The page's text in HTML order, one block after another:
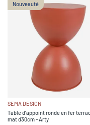
Nouveauté
SEMA DESIGN
Table d'appoint ronde en fer
mat d30cm - Arty